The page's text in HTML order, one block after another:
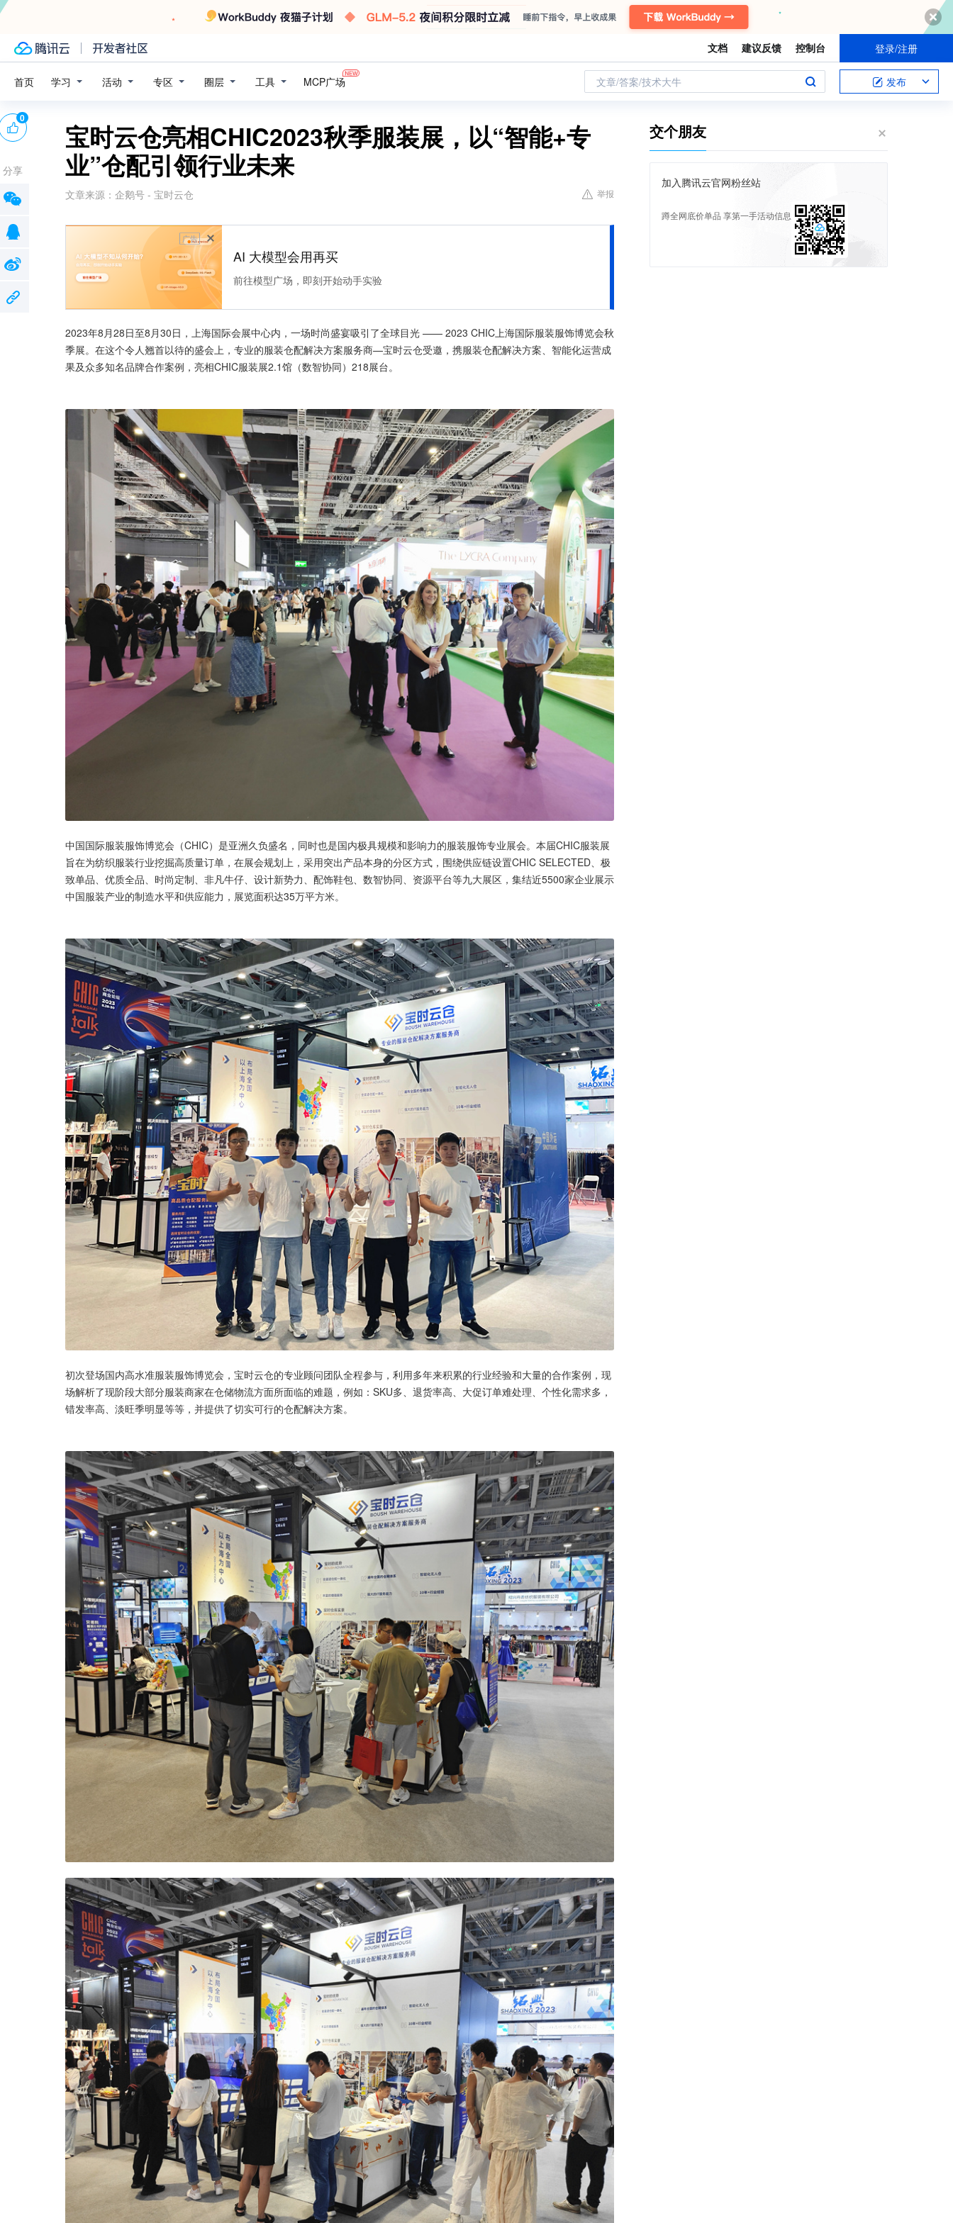
文档 建议反馈 控制台 登录/注册
首页 学习 活动 专区 圈层 工具 MCP广场 文章/答案/技术大牛 发布
宝时云仓亮相CHIC2023秋季服装展，以“智能+专
业”仓配引领行业未来
文章来源： 企鹅号 - 宝时云仓 举报
广告
AI 大模型会用再买
前往模型广场，即刻开始动手实验
2023年8月28日至8月30日，上海国际会展中心内，一场时尚盛宴吸引了全球目光 —— 2023 CHIC上海国际服装服饰博览会秋
季展。在这个令人翘首以待的盛会上，专业的服装仓配解决方案服务商—宝时云仓受邀，携服装仓配解决方案、智能化运营成
果及众多知名品牌合作案例，亮相CHIC服装展2.1馆（数智协同）218展台。
中国国际服装服饰博览会（CHIC）是亚洲久负盛名，同时也是国内极具规模和影响力的服装服饰专业展会。本届CHIC服装展
旨在为纺织服装行业挖掘高质量订单，在展会规划上，采用突出产品本身的分区方式，围绕供应链设置CHIC SELECTED、极
致单品、优质全品、时尚定制、非凡牛仔、设计新势力、配饰鞋包、数智协同、资源平台等九大展区，集结近5500家企业展示
中国服装产业的制造水平和供应能力，展览面积达35万平方米。
初次登场国内高水准服装服饰博览会，宝时云仓的专业顾问团队全程参与，利用多年来积累的行业经验和大量的合作案例，现
场解析了现阶段大部分服装商家在仓储物流方面所面临的难题，例如：SKU多、退货率高、大促订单难处理、个性化需求多，
错发率高、淡旺季明显等等，并提供了切实可行的仓配解决方案。
0
分享
交个朋友
加入腾讯云官网粉丝站
蹲全网底价单品 享第一手活动信息